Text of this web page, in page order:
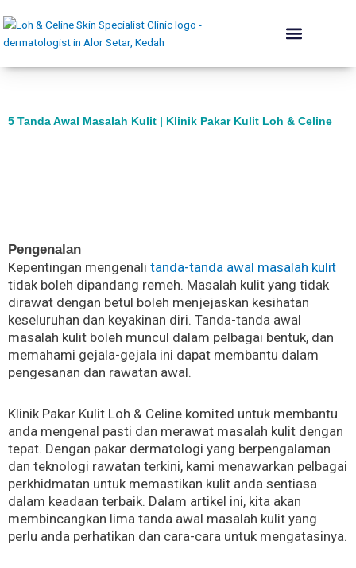
to
content
5 Tanda Awal Masalah Kulit | Klinik Pakar Kulit Loh & Celine
Pengenalan
Kepentingan mengenali tanda-tanda awal masalah kulit
tidak boleh dipandang remeh. Masalah kulit yang tidak
dirawat dengan betul boleh menjejaskan kesihatan
keseluruhan dan keyakinan diri. Tanda-tanda awal
masalah kulit boleh muncul dalam pelbagai bentuk, dan
memahami gejala-gejala ini dapat membantu dalam
pengesanan dan rawatan awal.
Klinik Pakar Kulit Loh & Celine komited untuk membantu
anda mengenal pasti dan merawat masalah kulit dengan
tepat. Dengan pakar dermatologi yang berpengalaman
dan teknologi rawatan terkini, kami menawarkan pelbagai
perkhidmatan untuk memastikan kulit anda sentiasa
dalam keadaan terbaik. Dalam artikel ini, kita akan
membincangkan lima tanda awal masalah kulit yang
perlu anda perhatikan dan cara-cara untuk mengatasinya.